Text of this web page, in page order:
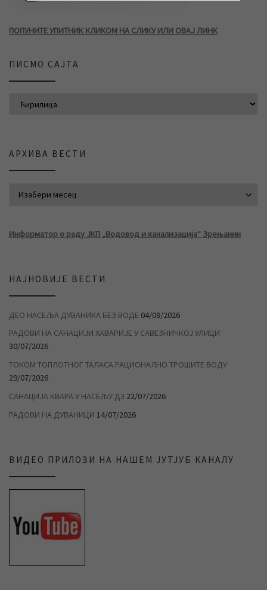
ПОПУНИТЕ УПИТНИК КЛИКОМ НА СЛИКУ ИЛИ ОВАЈ ЛИНК
ПИСМО САЈТА
АРХИВА ВЕСТИ
Информатор о раду ЈКП „Водовод и канализација“ Зрењанин
НАЈНОВИЈЕ ВЕСТИ
ДЕО НАСЕЉА ДУВАНИКА БЕЗ ВОДЕ 04/08/2026
РАДОВИ НА САНАЦИЈИ ХАВАРИЈЕ У САВЕЗНИЧКОЈ УЛИЦИ
30/07/2026
ТОКОМ ТОПЛОТНОГ ТАЛАСА РАЦИОНАЛНО ТРОШИТЕ ВОДУ
29/07/2026
САНАЦИЈА КВАРА У НАСЕЉУ Д3 22/07/2026
РАДОВИ НА ДУВАНИЦИ 14/07/2026
ВИДЕО ПРИЛОЗИ НА НАШЕМ ЈУТЈУБ КАНАЛУ